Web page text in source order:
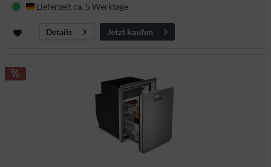
Deutschland
Lieferzeit ca. 5 Werktage
Details Jetzt kaufen